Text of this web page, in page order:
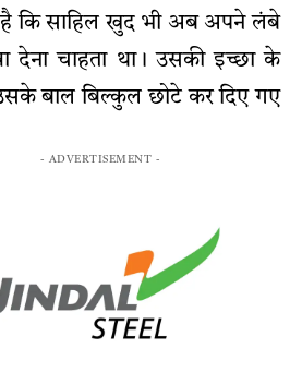
है कि साहिल खुद भी अब अपने लंबे
देना चाहता था। उसकी इच्छा के
बाल बिल्कुल छोटे कर दिए गए
- ADVERTISEMENT -